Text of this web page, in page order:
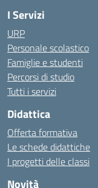
I Servizi
URP
Personale scolastico
Famiglie e studenti
Percorsi di studio
Tutti i servizi
Didattica
Offerta formativa
Le schede didattiche
I progetti delle classi
Novità